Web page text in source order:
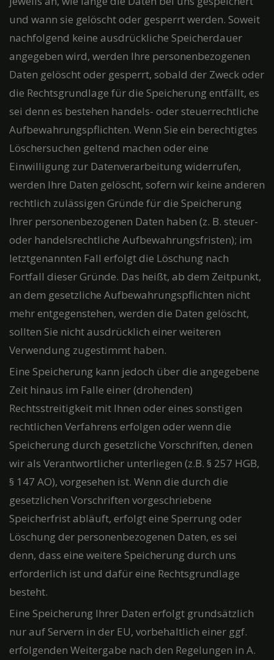
und wann sie gelöscht oder gesperrt werden. Soweit
nachfolgend keine ausdrückliche Speicherdauer
angegeben wird, werden Ihre personenbezogenen
Daten gelöscht oder gesperrt, sobald der Zweck oder
die Rechtsgrundlage für die Speicherung entfällt, es
sei denn es bestehen handels- oder steuerrechtliche
Aufbewahrungspflichten. Wenn Sie ein berechtigtes
Löschersuchen geltend machen oder eine
Einwilligung zur Datenverarbeitung widerrufen,
werden Ihre Daten gelöscht, sofern wir keine anderen
rechtlich zulässigen Gründe für die Speicherung
Ihrer personenbezogenen Daten haben (z. B. steuer-
oder handelsrechtliche Aufbewahrungsfristen); im
letztgenannten Fall erfolgt die Löschung nach
Fortfall dieser Gründe. Das heißt, ab dem Zeitpunkt,
an dem gesetzliche Aufbewahrungspflichten nicht
mehr entgegenstehen, werden die Daten gelöscht,
sollten Sie nicht ausdrücklich einer weiteren
Verwendung zugestimmt haben.
Eine Speicherung kann jedoch über die angegebene
Zeit hinaus im Falle einer (drohenden)
Rechtsstreitigkeit mit Ihnen oder eines sonstigen
rechtlichen Verfahrens erfolgen oder wenn die
Speicherung durch gesetzliche Vorschriften, denen
wir als Verantwortlicher unterliegen (z.B. § 257 HGB,
§ 147 AO), vorgesehen ist. Wenn die durch die
gesetzlichen Vorschriften vorgeschriebene
Speicherfrist abläuft, erfolgt eine Sperrung oder
Löschung der personenbezogenen Daten, es sei
denn, dass eine weitere Speicherung durch uns
erforderlich ist und dafür eine Rechtsgrundlage
besteht.
Eine Speicherung Ihrer Daten erfolgt grundsätzlich
nur auf Servern in der EU, vorbehaltlich einer ggf.
erfolgenden Weitergabe nach den Regelungen in A.